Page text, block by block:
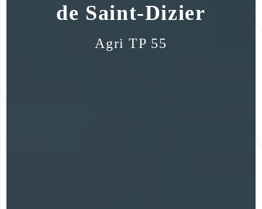
de Saint-Dizier
Agri TP 55